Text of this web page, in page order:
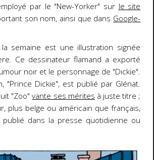
par le "New-Yorker" sur le site
son nom, ainsi que dans Google-
semaine est une illustration signée
Ce dessinateur flamand a exporté
noir et le personnage de "Dickie".
"Prince Dickie", est publié par Glénat.
"Zoo"vante ses mérites à juste titre ;
plus belge ou américain que français,
dans la presse quotidienne ou